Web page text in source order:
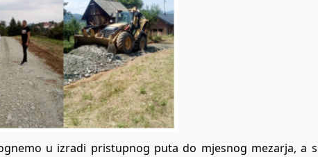
u izradi pristupnog puta do mjesnog mezarja, a s